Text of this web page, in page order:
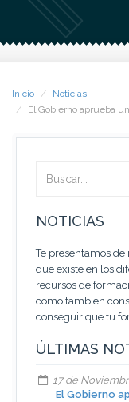
Inicio
Noticias
El Gobierno aprueba
NOTICIAS
Te presentamos
que existe en los
recursos de
como tambien
conseguir que tu
ÚLTIMAS
17 de
El Gobierno